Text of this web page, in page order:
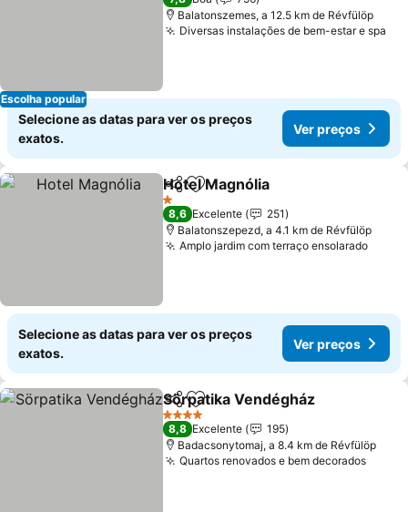
Escolha popular
Balatonszemes, a 12.5 km de Révfülöp
Diversas instalações de bem-estar e spa
Selecione as datas para ver os preços
exatos.
Ver preços
PartilharAdicionar aos favoritos
Hotel Magnólia
1 Estrelas
8,6 Excelente
251
Balatonszepezd, a 4.1 km de Révfülöp
Amplo jardim com terraço ensolarado
Selecione as datas para ver os preços
exatos.
Ver preços
PartilharAdicionar aos favoritos
Sörpatika Vendégház
4 Estrelas
8,8 Excelente
195
Badacsonytomaj, a 8.4 km de Révfülöp
Quartos renovados e bem decorados